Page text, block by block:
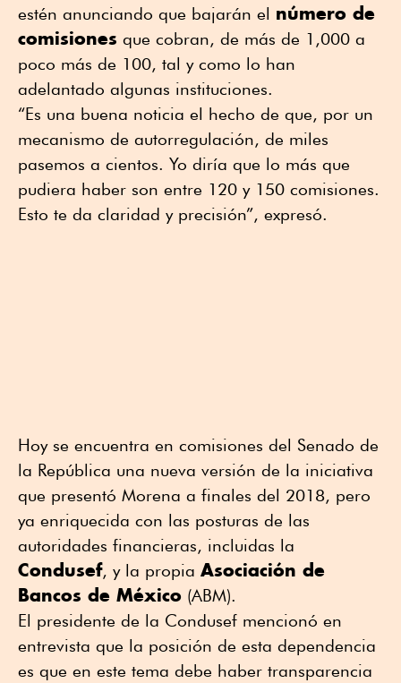
estén anunciando que bajarán el número de
comisiones que cobran, de más de 1,000 a
poco más de 100, tal y como lo han
adelantado algunas instituciones.
“Es una buena noticia el hecho de que, por un
mecanismo de autorregulación, de miles
pasemos a cientos. Yo diría que lo más que
pudiera haber son entre 120 y 150 comisiones.
Esto te da claridad y precisión”, expresó.
Hoy se encuentra en comisiones del Senado de
la República una nueva versión de la iniciativa
que presentó Morena a finales del 2018, pero
ya enriquecida con las posturas de las
autoridades financieras, incluidas la
Condusef, y la propia Asociación de
Bancos de México (ABM).
El presidente de la Condusef mencionó en
entrevista que la posición de esta dependencia
es que en este tema debe haber transparencia